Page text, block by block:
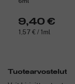
9,40 €
1,57 € / 1ml
Tuotearvostelut